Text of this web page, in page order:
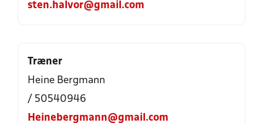
sten.halvor@gmail.com
Træner
Heine Bergmann
/ 50540946
Heinebergmann@gmail.com